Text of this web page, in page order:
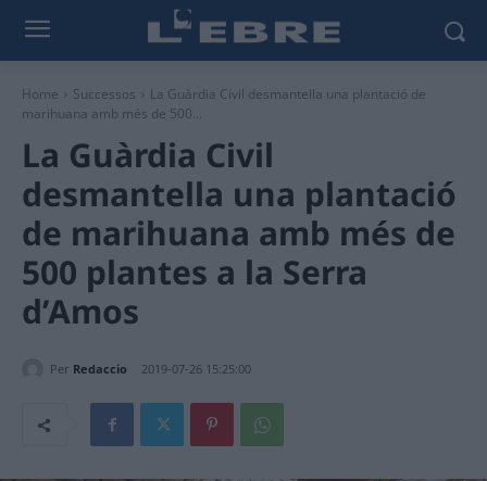
Home Successos
La Guàrdia Civil desmantella una plantació de
marihuana amb més de 500...
La Guàrdia Civil
desmantella una plantació
de marihuana amb més de
500 plantes a la Serra
d’Amos
Per Redaccio 2019-07-26 15:25:00